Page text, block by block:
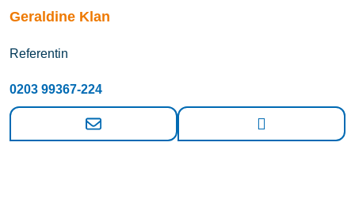
Geraldine Klan
Referentin
0203 99367-224